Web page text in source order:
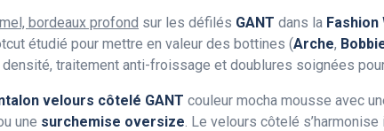
bordeaux profond sur les défilés GANT dans la Fashion
étudié pour mettre en valeur des bottines (Arche,
traitement anti-froissage et doublures soignées
velours côtelé GANT couleur mocha mousse avec
une surchemise oversize. Le velours côtelé